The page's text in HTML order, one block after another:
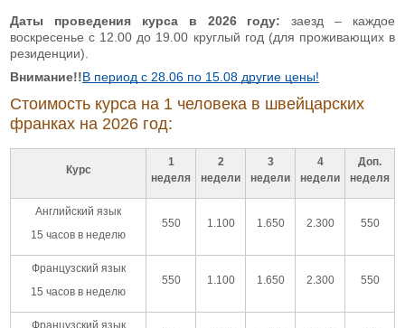
Даты проведения курса в 2026 году:заезд – каждое
воскресенье с 12.00 до 19.00 круглый год (для проживающих в
резиденции).
Внимание!!В период с 28.06 по 15.08 другие цены!
Стоимость курса на 1 человека в швейцарских
франках на 2026 год:
Курс
1
неделя
2
недели
3
недели
4
недели
Доп.
неделя
Английский язык
15 часов в неделю
550 1.100 1.650 2.300 550
Французский язык
15 часов в неделю
550 1.100 1.650 2.300 550
Французский язык